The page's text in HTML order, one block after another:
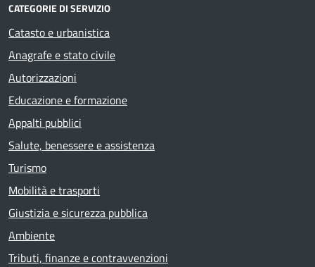
CATEGORIE DI SERVIZIO
Catasto e urbanistica
Anagrafe e stato civile
Autorizzazioni
Educazione e formazione
Appalti pubblici
Salute, benessere e assistenza
Turismo
Mobilità e trasporti
Giustizia e sicurezza pubblica
Ambiente
Tributi, finanze e contravvenzioni